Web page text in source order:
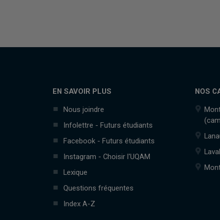
EN SAVOIR PLUS
Nous joindre
Infolettre - Futurs étudiants
Facebook - Futurs étudiants
Instagram - Choisir l'UQAM
Lexique
Questions fréquentes
Index A-Z
NOS
Laval